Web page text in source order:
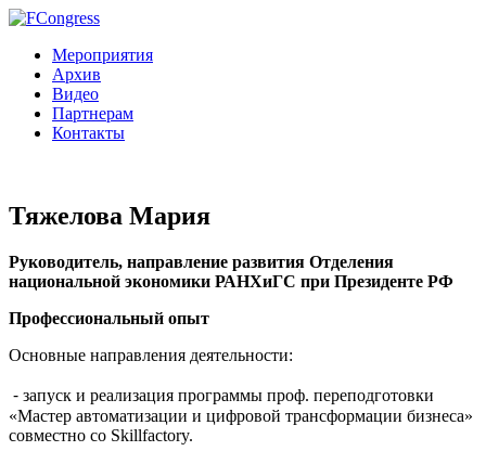
Мероприятия
Архив
Видео
Партнерам
Контакты
Тяжелова Мария
Руководитель, направление развития Отделения
национальной экономики РАНХиГС при Президенте РФ
Профессиональный опыт
Основные направления деятельности:
⁃ запуск и реализация программы проф. переподготовки
«Мастер автоматизации и цифровой трансформации бизнеса»
совместно со Skillfactory.